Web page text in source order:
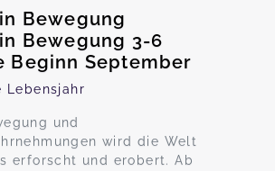
Bewegung
Bewegung 3-6
Beginn September
Lebensjahr
und
wird die Welt
erforscht und erobert. Ab